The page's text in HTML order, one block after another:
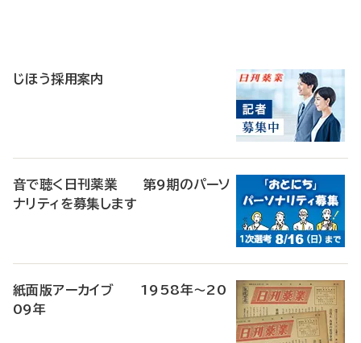
じほう採用案内
音で聴く日刊薬業 第9期のパーソ
ナリティを募集します
紙面版アーカイブ 1958年～20
09年